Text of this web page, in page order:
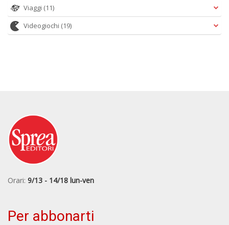
Viaggi (11)
Videogiochi (19)
Orari: 9/13 - 14/18 lun-ven
Per abbonarti